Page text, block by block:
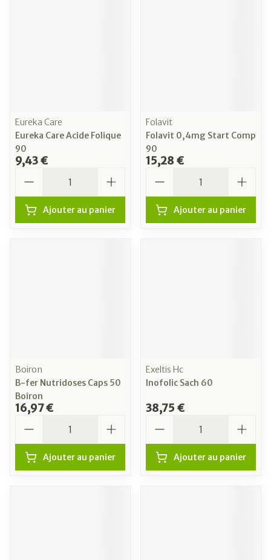
Eureka Care
Eureka Care Acide Folique
90
9,43 €
Ajouter au panier
Folavit
Folavit 0,4mg Start Comp
90
15,28 €
Ajouter au panier
Boiron
B-fer Nutridoses Caps 50
Boiron
16,97 €
Ajouter au panier
Exeltis Hc
Inofolic Sach 60
38,75 €
Ajouter au panier